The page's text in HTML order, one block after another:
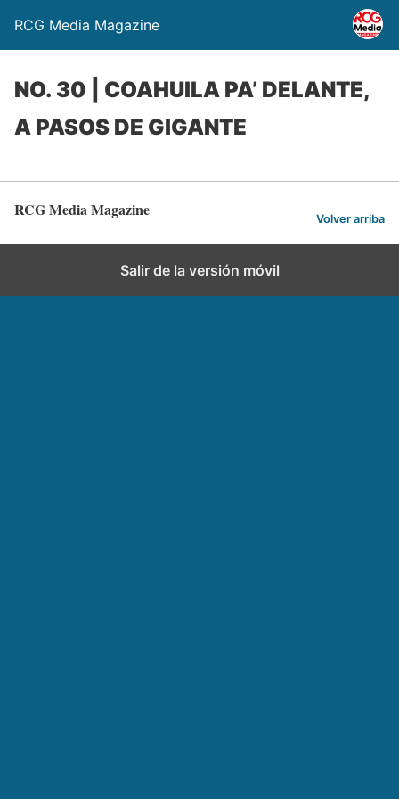
RCG Media Magazine
NO. 30 | COAHUILA PA’ DELANTE,
A PASOS DE GIGANTE
RCG Media Magazine Volver arriba
Salir de la versión móvil